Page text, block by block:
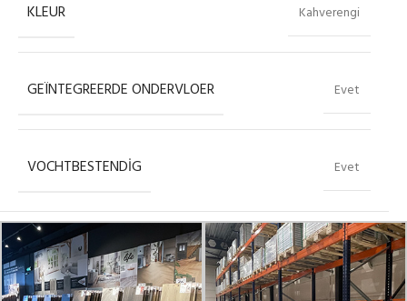
KLEUR Kahverengi
GEÏNTEGREERDE ONDERVLOER Evet
VOCHTBESTENDIG Evet